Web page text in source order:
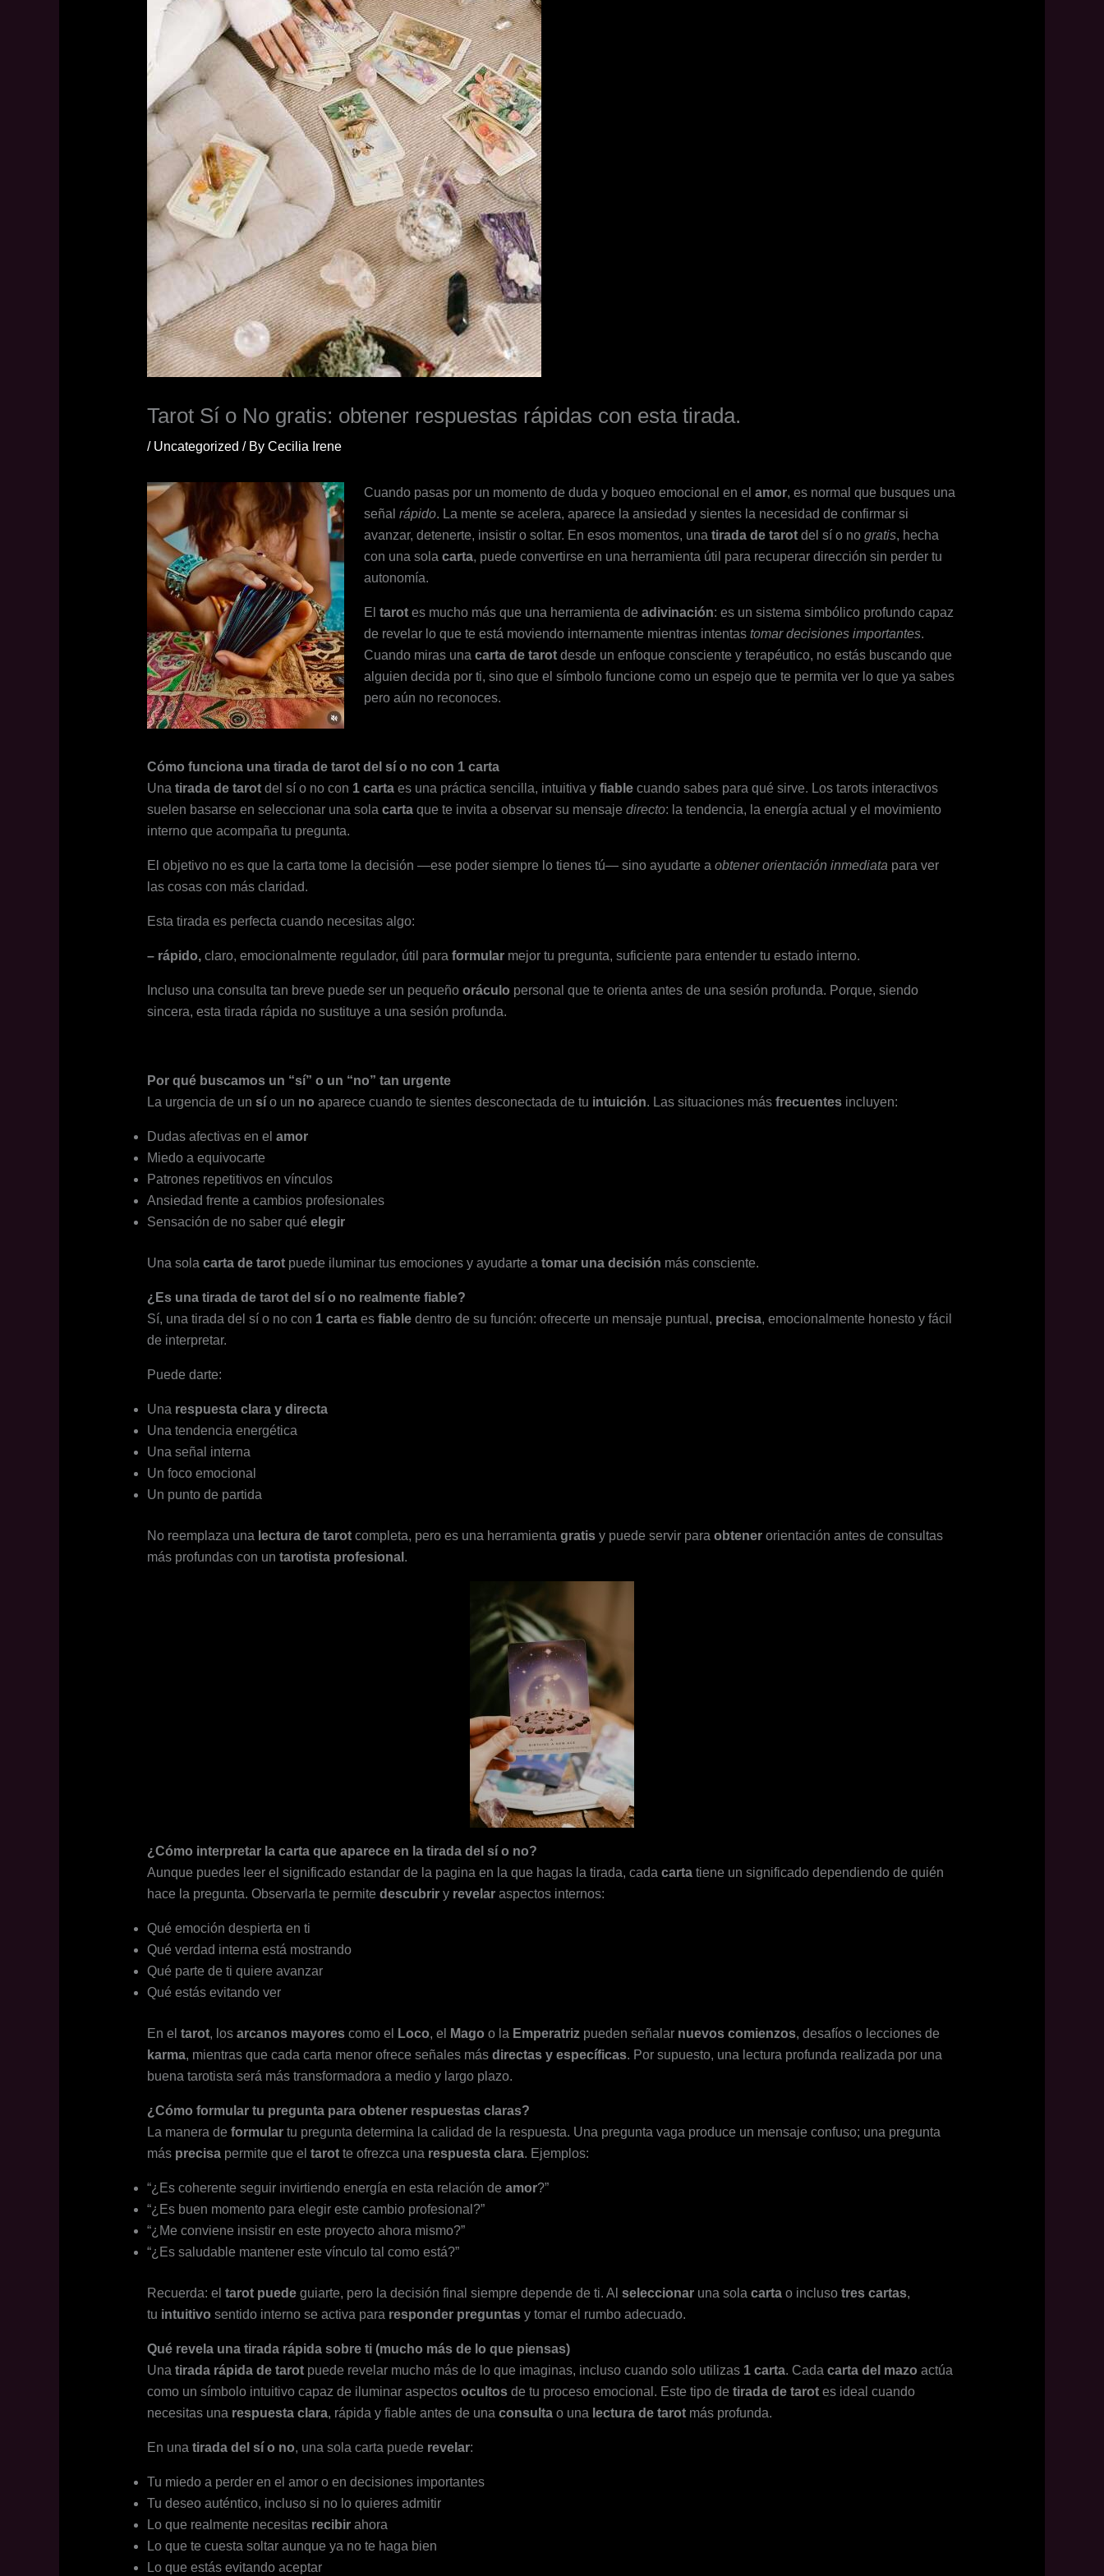
Tarot Sí o No gratis: obtener respuestas rápidas con esta tirada.
/ Uncategorized / By Cecilia Irene
Cuando pasas por un momento de duda y boqueo emocional en el amor, es normal que busques una
señal rápido. La mente se acelera, aparece la ansiedad y sientes la necesidad de confirmar si
avanzar, detenerte, insistir o soltar. En esos momentos, una tirada de tarotdel sí o no gratis, hecha
con una sola carta, puede convertirse en una herramienta útil para recuperar dirección sin perder tu
autonomía.
El tarotes mucho más que una herramienta de adivinación: es un sistema simbólico profundo capaz
de revelar lo que te está moviendo internamente mientras intentas tomar decisiones importantes.
Cuando miras una carta de tarotdesde un enfoque consciente y terapéutico, no estás buscando que
alguien decida por ti, sino que el símbolo funcione como un espejo que te permita ver lo que ya sabes
pero aún no reconoces.
Cómo funciona una tirada de tarot del sí o no con 1 carta
Una tirada de tarotdel sí o no con 1 cartaes una práctica sencilla, intuitiva y fiablecuando sabes para qué sirve. Los tarots interactivos
suelen basarse en seleccionar una sola cartaque te invita a observar su mensaje directo: la tendencia, la energía actual y el movimiento
interno que acompaña tu pregunta.
El objetivo no es que la carta tome la decisión —ese poder siempre lo tienes tú— sino ayudarte a obtener orientación inmediata para ver
las cosas con más claridad.
Esta tirada es perfecta cuando necesitas algo:
– rápido, claro, emocionalmente regulador, útil para formularmejor tu pregunta, suficiente para entender tu estado interno.
Incluso una consulta tan breve puede ser un pequeño oráculo personal que te orienta antes de una sesión profunda. Porque, siendo
sincera, esta tirada rápida no sustituye a una sesión profunda.
Por qué buscamos un “sí” o un “no” tan urgente
La urgencia de un sío un no aparece cuando te sientes desconectada de tu intuición. Las situaciones más frecuentesincluyen:
Dudas afectivas en el amor
Miedo a equivocarte
Patrones repetitivos en vínculos
Ansiedad frente a cambios profesionales
Sensación de no saber qué elegir
Una sola carta de tarotpuede iluminar tus emociones y ayudarte a tomar una decisión más consciente.
¿Es una tirada de tarot del sí o no realmente fiable?
Sí, una tirada del sí o no con 1 cartaes fiabledentro de su función: ofrecerte un mensaje puntual, precisa, emocionalmente honesto y fácil
de interpretar.
Puede darte:
Una respuesta clara y directa
Una tendencia energética
Una señal interna
Un foco emocional
Un punto de partida
No reemplaza una lectura de tarotcompleta, pero es una herramienta gratisy puede servir para obtener orientación antes de consultas
más profundas con un tarotista profesional .
¿Cómo interpretar la carta que aparece en la tirada del sí o no?
Aunque puedes leer el significado estandar de la pagina en la que hagas la tirada, cada cartatiene un significado dependiendo de quién
hace la pregunta. Observarla te permite descubriry revelaraspectos internos:
Qué emoción despierta en ti
Qué verdad interna está mostrando
Qué parte de ti quiere avanzar
Qué estás evitando ver
En el tarot, los arcanos mayorescomo el Loco, el Mago o la Emperatrizpueden señalar nuevos comienzos, desafíos o lecciones de
karma, mientras que cada carta menor ofrece señales más directas y específicas. Por supuesto, una lectura profunda realizada por una
buena tarotista será más transformadora a medio y largo plazo.
¿Cómo formular tu pregunta para obtener respuestas claras?
La manera de formulartu pregunta determina la calidad de la respuesta. Una pregunta vaga produce un mensaje confuso; una pregunta
más precisapermite que el tarotte ofrezca una respuesta clara. Ejemplos:
“¿Es coherente seguir invirtiendo energía en esta relación de amor?”
“¿Es buen momento para elegir este cambio profesional?”
“¿Me conviene insistir en este proyecto ahora mismo?”
“¿Es saludable mantener este vínculo tal como está?”
Recuerda: el tarot puedeguiarte, pero la decisión final siempre depende de ti. Al seleccionaruna sola cartao incluso tres cartas,
tu intuitivo sentido interno se activa para responder preguntasy tomar el rumbo adecuado.
Qué revela una tirada rápida sobre ti (mucho más de lo que piensas)
Una tirada rápida de tarotpuede revelar mucho más de lo que imaginas, incluso cuando solo utilizas 1 carta. Cada carta del mazo actúa
como un símbolo intuitivo capaz de iluminar aspectos ocultosde tu proceso emocional. Este tipo de tirada de tarotes ideal cuando
necesitas una respuesta clara, rápida y fiable antes de una consultao una lectura de tarotmás profunda.
En una tirada del sí o no, una sola carta puede revelar:
Tu miedo a perder en el amor o en decisiones importantes
Tu deseo auténtico, incluso si no lo quieres admitir
Lo que realmente necesitas recibirahora
Lo que te cuesta soltar aunque ya no te haga bien
Lo que estás evitando aceptar